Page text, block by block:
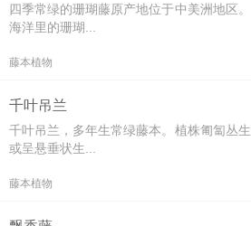
四季常绿的珊瑚藤原产地位于中美洲地区。
海洋里的珊瑚...
藤本植物
千叶吊兰
千叶吊兰，多年生常绿藤本。植株匍匐丛生
或呈悬垂状生...
藤本植物